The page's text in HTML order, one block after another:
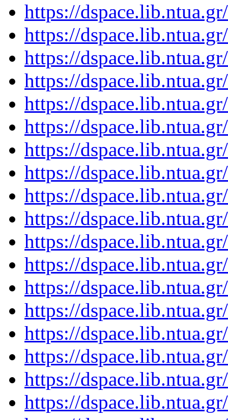
https://
https://
https://
https://
https://
https://
https://
https://
https://
https://
https://
https://
https://
https://
https://
https://
https://
https://